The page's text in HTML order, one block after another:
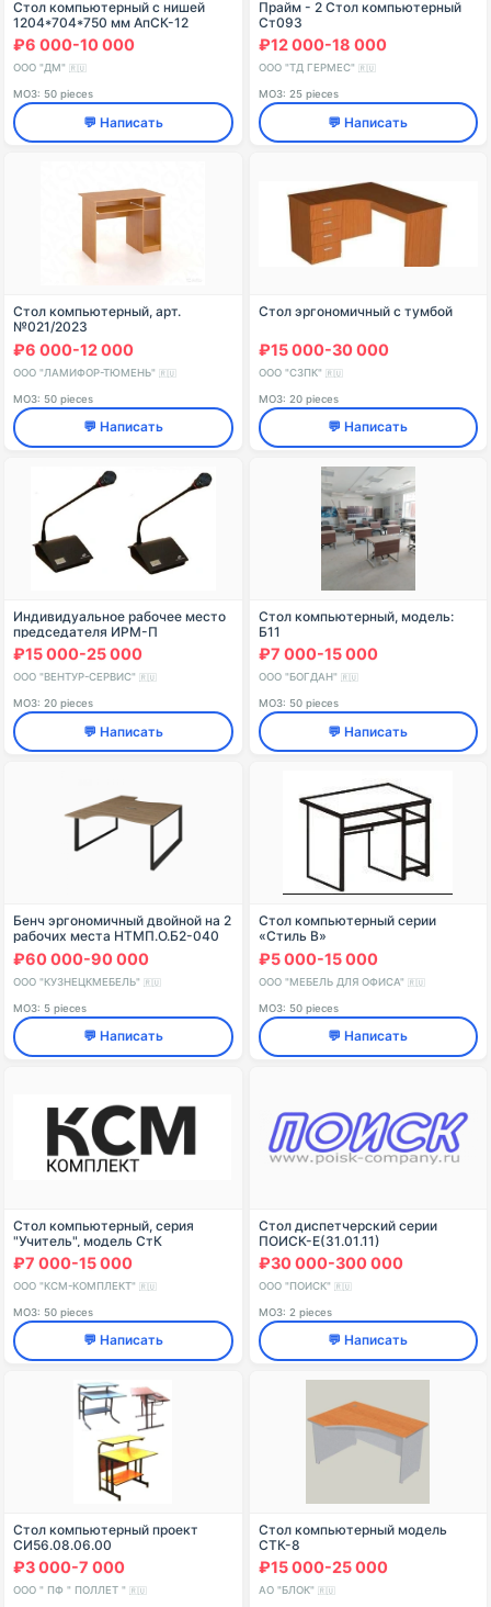
Стол компьютерный с нишей
1204*704*750 мм АпСК-12
₽6 000-10 000
ООО "ДМ" 🇷🇺
МОЗ: 50 pieces
💬 Написать
Прайм - 2 Стол компьютерный
Ст093
₽12 000-18 000
ООО "ТД ГЕРМЕС" 🇷🇺
МОЗ: 25 pieces
💬 Написать
Стол компьютерный, арт.
№021/2023
₽6 000-12 000
ООО "ЛАМИФОР-ТЮМЕНЬ" 🇷🇺
МОЗ: 50 pieces
💬 Написать
Стол эргономичный с тумбой
₽15 000-30 000
ООО "СЗПК" 🇷🇺
МОЗ: 20 pieces
💬 Написать
Индивидуальное рабочее место
председателя ИРМ-П
ВАБМ.465287.002-01
₽15 000-25 000
ООО "ВЕНТУР-СЕРВИС" 🇷🇺
МОЗ: 20 pieces
💬 Написать
Стол компьютерный, модель:
Б11
₽7 000-15 000
ООО "БОГДАН" 🇷🇺
МОЗ: 50 pieces
💬 Написать
Бенч эргономичный двойной на 2
рабочих места НТМП.О.Б2-040
₽60 000-90 000
ООО "КУЗНЕЦКМЕБЕЛЬ" 🇷🇺
МОЗ: 5 pieces
💬 Написать
Стол компьютерный серии
«Стиль В»
₽5 000-15 000
ООО "МЕБЕЛЬ ДЛЯ ОФИСА" 🇷🇺
МОЗ: 50 pieces
💬 Написать
Стол компьютерный, серия
"Учитель", модель СтК
₽7 000-15 000
ООО "КСМ-КОМПЛЕКТ" 🇷🇺
МОЗ: 50 pieces
💬 Написать
Стол диспетчерский серии
ПОИСК-Е(31.01.11)
₽30 000-300 000
ООО "ПОИСК" 🇷🇺
МОЗ: 2 pieces
💬 Написать
Стол компьютерный проект
СИ56.08.06.00
₽3 000-7 000
ООО " ПФ " ПОЛЛЕТ " 🇷🇺
Стол компьютерный модель
СТК-8
₽15 000-25 000
АО "БЛОК" 🇷🇺